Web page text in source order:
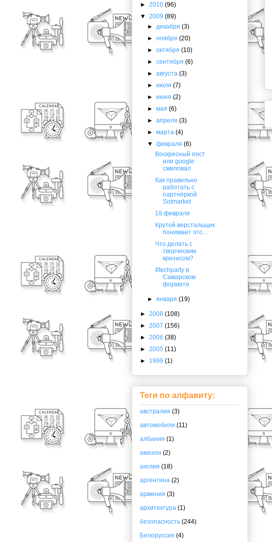
► 2010 (96)
▼ 2009 (89)
► декабря(3)
►ноября(20)
►октября(10)
►сентября(6)
►августа(3)
►июля(7)
►июня(2)
►мая(6)
►апреля(3)
►марта(4)
▼февраля(6)
Воскресный пост
или google
смиловал
Как правильно
работать с
партнёркой
Sotmarket
18 февраля
Крутой верстальщик
понимает это…
Что делать с
творческим
кризисом?
#techparty в
Самарском
формате
►января(19)
► 2008 (108)
► 2007 (156)
► 2006 (38)
► 2005 (11)
► 1999 (1)
Теги по алфавиту:
австралия (3)
автомобили (11)
албания (1)
амазон (2)
англия (18)
аргентина (2)
армения (3)
архитектура (1)
безопасность (244)
Белоруссия (4)